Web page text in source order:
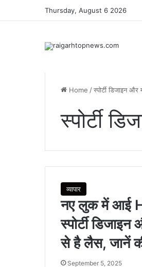
Thursday, August 6 2026
Home /स्पोर्टी डिजाइन
स्पोर्टी
व्यापार
नए लुक में आई
स्पोर्टी डिजाइन
से है लैस, जानें
September 5, 2025